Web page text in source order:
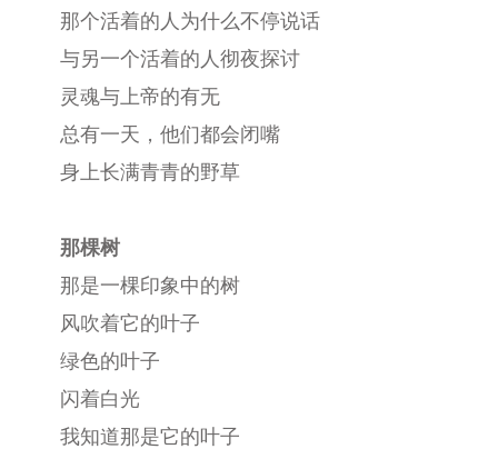
那个活着的人为什么不停说话
与另一个活着的人彻夜探讨
灵魂与上帝的有无
总有一天，他们都会闭嘴
身上长满青青的野草
那棵树
那是一棵印象中的树
风吹着它的叶子
绿色的叶子
闪着白光
我知道那是它的叶子